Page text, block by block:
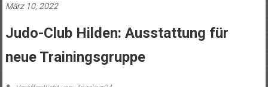
März 10, 2022
Judo-Club Hilden: Ausstattung für
neue Trainingsgruppe